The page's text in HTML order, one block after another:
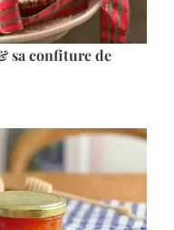
sa confiture de